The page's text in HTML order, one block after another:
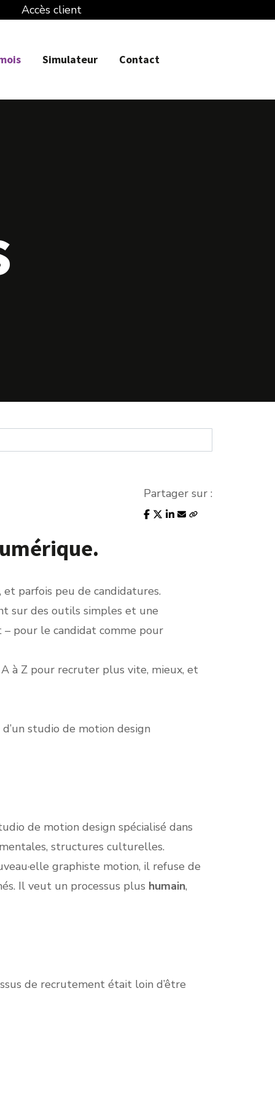
Accès client
Simulateur Contact
Partager sur :
parfois peu de candidatures.
sur des outils simples et une
pour le candidat comme pour
A à Z pour recruter plus vite, mieux, et
studio de motion design
de motion design spécialisé dans
structures culturelles.
graphiste motion, il refuse de
Il veut un processus plus humain,
de recrutement était loin d’être